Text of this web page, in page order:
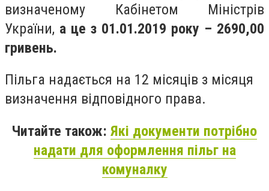
визначеному Кабінетом Міністрів
України, а це з 01.01.2019 року – 2690,00
гривень.
Пільга надається на 12 місяців з місяця
визначення відповідного права.
Читайте також: Які документи потрібно
надати для оформлення пільг на
комуналку